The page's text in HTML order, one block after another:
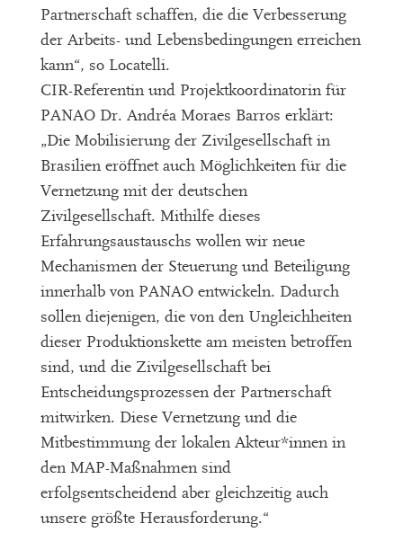
Partnerschaft schaffen, die die Verbesserung
der Arbeits- und Lebensbedingungen erreichen
kann“, so Locatelli.
CIR-Referentin und Projektkoordinatorin für
PANAO Dr. Andréa Moraes Barros erklärt:
„Die Mobilisierung der Zivilgesellschaft in
Brasilien eröffnet auch Möglichkeiten für die
Vernetzung mit der deutschen
Zivilgesellschaft. Mithilfe dieses
Erfahrungsaustauschs wollen wir neue
Mechanismen der Steuerung und Beteiligung
innerhalb von PANAO entwickeln. Dadurch
sollen diejenigen, die von den Ungleichheiten
dieser Produktionskette am meisten betroffen
sind, und die Zivilgesellschaft bei
Entscheidungsprozessen der Partnerschaft
mitwirken. Diese Vernetzung und die
Mitbestimmung der lokalen Akteur*innen in
den MAP-Maßnahmen sind
erfolgsentscheidend aber gleichzeitig auch
unsere größte Herausforderung.“